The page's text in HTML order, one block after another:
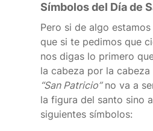
Símbolos del Día de
Pero si de algo
que si te pedimos que
nos digas lo primero
la cabeza por la
“San Patricio”no va a
la figura del santo sino
siguientes símbolos: